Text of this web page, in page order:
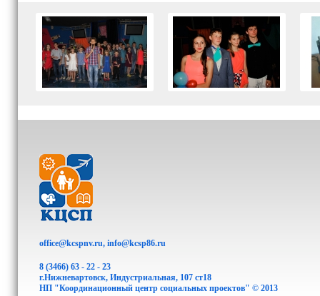
office@kcspnv.ru, info@kcsp86.ru
8 (3466) 63 - 22 - 23
г.Нижневартовск, Индустриальная, 107 ст18
НП "Координационный центр социальных проектов" © 2013